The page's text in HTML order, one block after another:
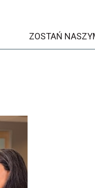
ZOSTAŃ